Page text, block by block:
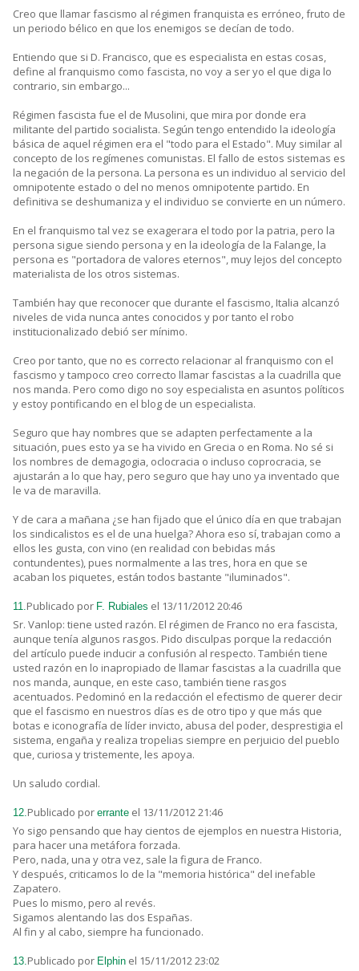
Creo que llamar fascismo al régimen franquista es erróneo, fruto de
un periodo bélico en que los enemigos se decían de todo.
Entiendo que si D. Francisco, que es especialista en estas cosas,
define al franquismo como fascista, no voy a ser yo el que diga lo
contrario, sin embargo...
Régimen fascista fue el de Musolini, que mira por donde era
militante del partido socialista. Según tengo entendido la ideología
básica de aquel régimen era el "todo para el Estado". Muy similar al
concepto de los regímenes comunistas. El fallo de estos sistemas es
la negación de la persona. La persona es un individuo al servicio del
omnipotente estado o del no menos omnipotente partido. En
definitiva se deshumaniza y el individuo se convierte en un número.
En el franquismo tal vez se exagerara el todo por la patria, pero la
persona sigue siendo persona y en la ideología de la Falange, la
persona es "portadora de valores eternos", muy lejos del concepto
materialista de los otros sistemas.
También hay que reconocer que durante el fascismo, Italia alcanzó
niveles de vida nunca antes conocidos y por tanto el robo
institucionalizado debió ser mínimo.
Creo por tanto, que no es correcto relacionar al franquismo con el
fascismo y tampoco creo correcto llamar fascistas a la cuadrilla que
nos manda. Pero como digo no soy especialista en asuntos políticos
y estoy pontificando en el blog de un especialista.
Seguro que hay nombres que se adapten perfectamente a la
situación, pues esto ya se ha vivido en Grecia o en Roma. No sé si
los nombres de demagogia, oclocracia o incluso coprocracia, se
ajustarán a lo que hay, pero seguro que hay uno ya inventado que
le va de maravilla.
Y de cara a mañana ¿se han fijado que el único día en que trabajan
los sindicalistos es el de una huelga? Ahora eso sí, trabajan como a
ellos les gusta, con vino (en realidad con bebidas más
contundentes), pues normalmente a las tres, hora en que se
acaban los piquetes, están todos bastante "iluminados".
11.Publicado por F. Rubiales el 13/11/2012 20:46
Sr. Vanlop: tiene usted razón. El régimen de Franco no era fascista,
aunque tenía algunos rasgos. Pido disculpas porque la redacción
del artículo puede inducir a confusión al respecto. También tiene
usted razón en lo inapropiado de llamar fascistas a la cuadrilla que
nos manda, aunque, en este caso, también tiene rasgos
acentuados. Pedominó en la redacción el efectismo de querer decir
que el fascismo en nuestros días es de otro tipo y que más que
botas e iconografía de líder invicto, abusa del poder, desprestigia el
sistema, engaña y realiza tropelias siempre en perjuicio del pueblo
que, curiosa y tristemente, les apoya.
Un saludo cordial.
12.Publicado por errante el 13/11/2012 21:46
Yo sigo pensando que hay cientos de ejemplos en nuestra Historia,
para hacer una metáfora forzada.
Pero, nada, una y otra vez, sale la figura de Franco.
Y después, criticamos lo de la "memoria histórica" del inefable
Zapatero.
Pues lo mismo, pero al revés.
Sigamos alentando las dos Españas.
Al fin y al cabo, siempre ha funcionado.
13.Publicado por Elphin el 15/11/2012 23:02